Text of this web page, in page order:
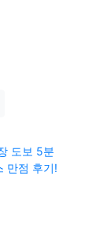
도보 5분
만점 후기!